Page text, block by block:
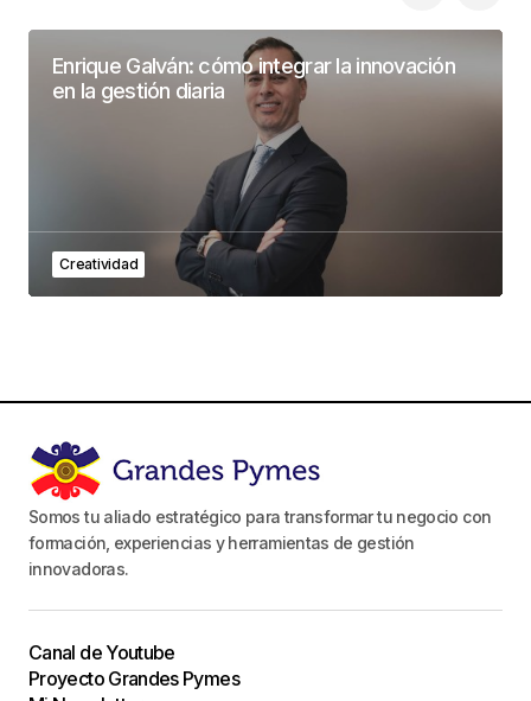
Enrique Galván: cómo integrar la innovación
en la gestión diaria
Creatividad
Somos tu aliado estratégico para transformar tu negocio con
formación, experiencias y herramientas de gestión
innovadoras.
Canal de Youtube
Proyecto Grandes Pymes